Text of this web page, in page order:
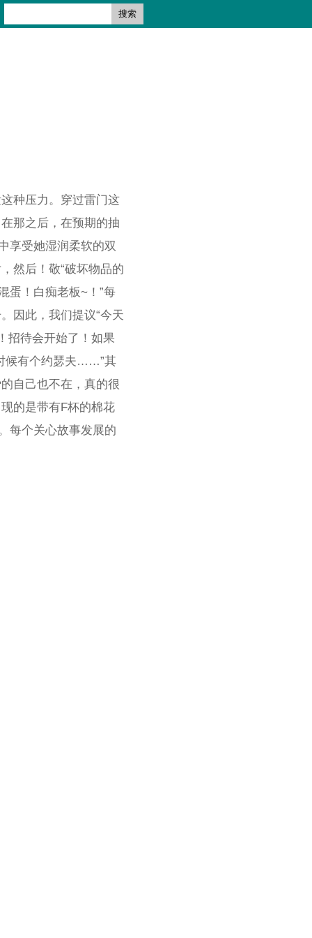
搜索
种压力。穿过雷门这
那之后，在预期的抽
享受她湿润柔软的双
然后！敬“破坏物品的
蛋！白痴老板~！”每
因此，我们提议“今天
招待会开始了！如果
候有个约瑟夫……”其
自己也不在，真的很
的是带有F杯的棉花
每个关心故事发展的